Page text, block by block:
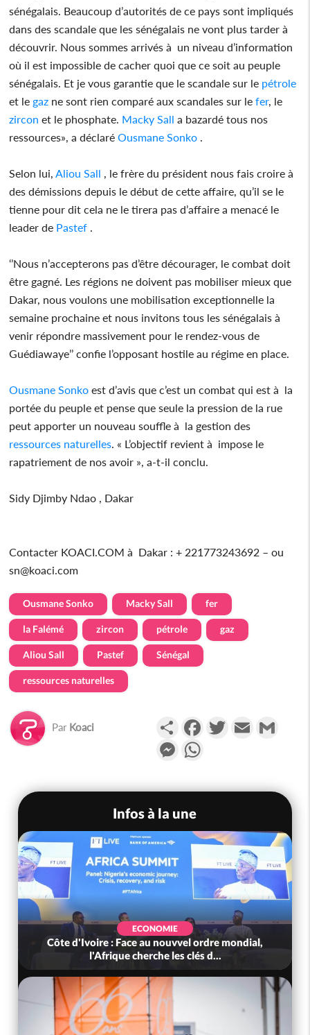
sénégalais. Beaucoup d’autorités de ce pays sont impliqués
dans des scandale que les sénégalais ne vont plus tarder à
découvrir. Nous sommes arrivés à un niveau d’information
où il est impossible de cacher quoi que ce soit au peuple
sénégalais. Et je vous garantie que le scandale sur le pétrole
et le gaz ne sont rien comparé aux scandales sur lefer, le
zircon et le phosphate. Macky Sall a bazardé tous nos
ressources», a déclaréOusmane Sonko
Selon lui, Aliou Sall , le frère du président nous fais croire à
des démissions depuis le début de cette affaire, qu’il se le
tienne pour dit cela ne le tirera pas d’affaire a menacé le
leader de Pastef
‘’Nous n’accepterons pas d’être décourager, le combat doit
être gagné. Les régions ne doivent pas mobiliser mieux que
Dakar, nous voulons une mobilisation exceptionnelle la
semaine prochaine et nous invitons tous les sénégalais à
venir répondre massivement pour le rendez-vous de
Guédiawaye’’ confie l’opposant hostile au régime en place.
Ousmane Sonko est d’avis que c’est un combat qui est à la
portée du peuple et pense que seule la pression de la rue
peut apporter un nouveau souffle à la gestion des
ressources naturelles . « L’objectif revient à impose le
rapatriement de nos avoir », a-t-il conclu.
Sidy Djimby Ndao , Dakar
Contacter KOACI.COM à Dakar : + 221773243692 – ou
sn@koaci.com
Ousmane Sonko Macky Sall fer
la Falémé zircon pétrole gaz
Aliou Sall Pastef Sénégal
ressources naturelles
Par Koaci PartagerFacebookTwitterEmail
Messenger
Infos à la une
ECONOMIE
Côte d'Ivoire : Face au nouvvel ordre mondial,
l'Afrique cherche les clés d...